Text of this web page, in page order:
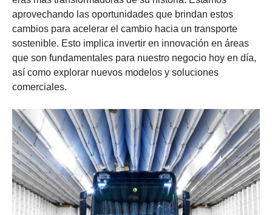
aprovechando las oportunidades que brindan estos
cambios para acelerar el cambio hacia un transporte
sostenible. Esto implica invertir en innovación en áreas
que son fundamentales para nuestro negocio hoy en día,
así como explorar nuevos modelos y soluciones
comerciales.